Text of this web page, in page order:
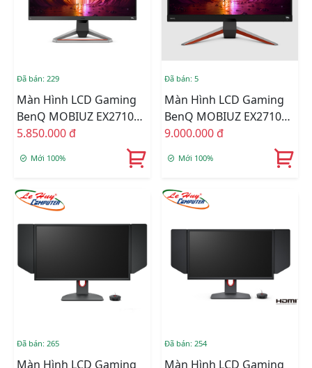
Đã bán: 229
Màn Hình LCD Gaming
BenQ MOBIUZ EX2710S
27inch FullHD 165Hz
5.850.000 đ
Mới 100%
Đã bán: 5
Màn Hình LCD Gaming
BenQ MOBIUZ EX2710Q
27inch 2K QHD 165Hz
9.000.000 đ
Mới 100%
Đã bán: 265
Màn Hình LCD Gaming
Đã bán: 254
Màn Hình LCD Gaming